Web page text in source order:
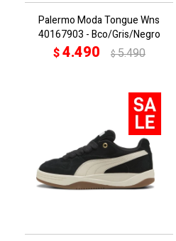
Palermo Moda Tongue Wns
40167903 - Bco/Gris/Negro
$4.490 $5.490